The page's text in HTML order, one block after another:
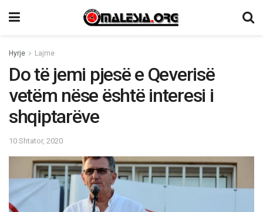
Hyrje Lajme
Do të jemi pjesë e Qeverisë
vetëm nëse është interesi i
shqiptarëve
10 Shtator, 2020